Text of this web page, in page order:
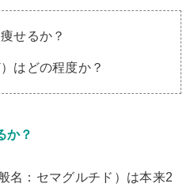
せるか？
はどの程度か？
か？
名：セマグルチド）は本来2